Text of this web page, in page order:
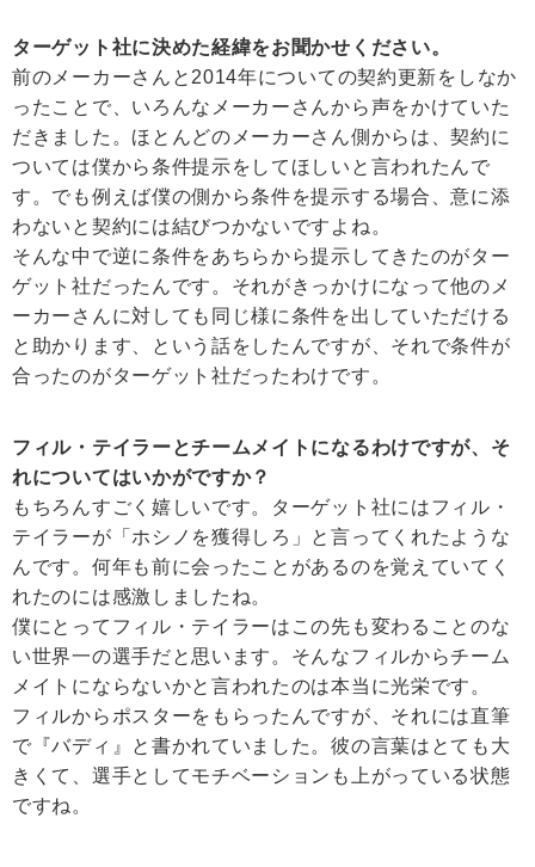
ターゲット社に決めた経緯をお聞かせください。
前のメーカーさんと2014年についての契約更新をしなか
ったことで、いろんなメーカーさんから声をかけていた
だきました。ほとんどのメーカーさん側からは、契約に
ついては僕から条件提示をしてほしいと言われたんで
す。でも例えば僕の側から条件を提示する場合、意に添
わないと契約には結びつかないですよね。
そんな中で逆に条件をあちらから提示してきたのがター
ゲット社だったんです。それがきっかけになって他のメ
ーカーさんに対しても同じ様に条件を出していただける
と助かります、という話をしたんですが、それで条件が
合ったのがターゲット社だったわけです。
フィル・テイラーとチームメイトになるわけですが、そ
れについてはいかがですか？
もちろんすごく嬉しいです。ターゲット社にはフィル・
テイラーが「ホシノを獲得しろ」と言ってくれたような
んです。何年も前に会ったことがあるのを覚えていてく
れたのには感激しましたね。
僕にとってフィル・テイラーはこの先も変わることのな
い世界一の選手だと思います。そんなフィルからチーム
メイトにならないかと言われたのは本当に光栄です。
フィルからポスターをもらったんですが、それには直筆
で『バディ』と書かれていました。彼の言葉はとても大
きくて、選手としてモチベーションも上がっている状態
ですね。